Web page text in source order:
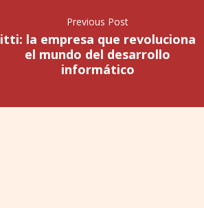
Previous Post
itti: la empresa que revoluciona
el mundo del desarrollo
informático